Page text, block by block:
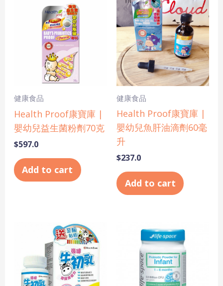
健康食品
Health Proof康寶庫 |
嬰幼兒益生菌粉劑70克
$597.0
Add to cart
健康食品
Health Proof康寶庫 |
嬰幼兒魚肝油滴劑60毫
升
$237.0
Add to cart